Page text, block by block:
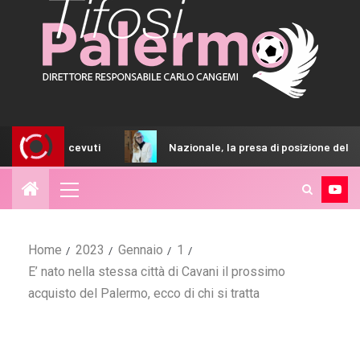
Nazionale, la presa di posizione della FIGC sulla
Home 2023 Gennaio
1
E’ nato nella stessa città di Cavani il prossimo
acquisto del Palermo, ecco di chi si tratta